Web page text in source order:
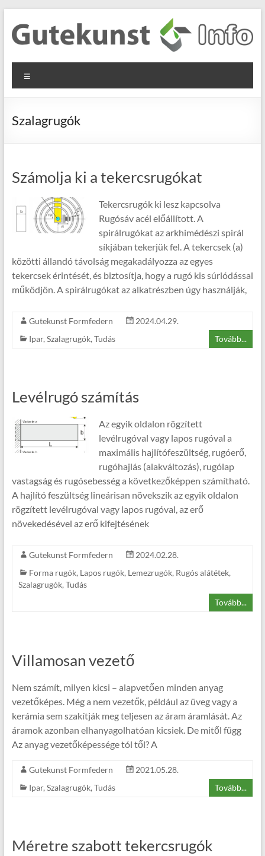
content
Gutekunst
Formfedern
GmbH
Informationen
Flachmaterial
Szalagrugók
Számolja ki a tekercsrugókat
Tekercsrugók ki lesz kapcsolva
Rugósáv acél előállított. A
spirálrugókat az arkhimédészi spirál
síkjában tekerjük fel. A tekercsek (a)
közötti állandó távolság megakadályozza az egyes
tekercsek érintését, és biztosítja, hogy a rugó kis súrlódással
működjön. A spirálrugókat az alkatrészben úgy használják,
Gutekunst Formfedern
2024.04.29.
Ipar, Szalagrugók, Tudás Tovább...
Levélrugó számítás
Az egyik oldalon rögzített
levélrugóval vagy lapos rugóval a
maximális hajlítófeszültség, rugóerő,
rugóhajlás (alakváltozás), rugólap
vastagság és rugósebesség a következőképpen számítható.
A hajlító feszültség lineárisan növekszik az egyik oldalon
rögzített levélrugóval vagy lapos rugóval, az erő
növekedésével az erő kifejtésének
Gutekunst Formfedern
2024.02.28.
Forma rugók, Lapos rugók, Lemezrugók, Rugós alátétek,
Szalagrugók, Tudás
Tovább...
Villamosan vezető
Nem számít, milyen kicsi – alapvetően minden anyag
vezetőképes. Még a nem vezetők, például az üveg vagy a
kerámia sem szakítják meg teljesen az áram áramlását. Az
áramok azonban elhanyagolhatóan kicsiek. De mitől függ
Az anyag vezetőképessége tól től? A
Gutekunst Formfedern
2021.05.28.
Ipar, Szalagrugók, Tudás Tovább...
Méretre szabott tekercsrugók